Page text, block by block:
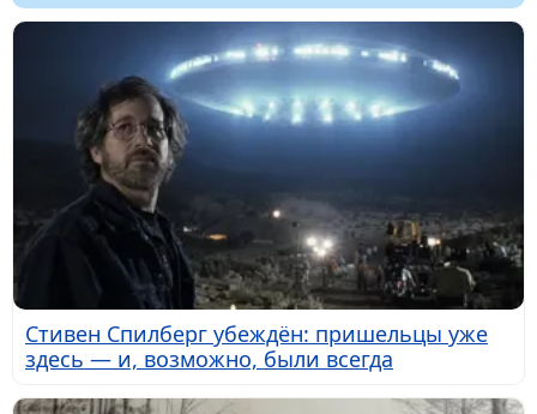
Стивен Спилберг убеждён: пришельцы уже
здесь — и, возможно, были всегда